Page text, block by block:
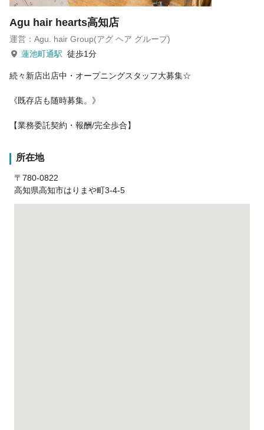
Agu hair hearts高知店
運営：Agu. hair Group(アグ ヘア グループ)
蓮池町通駅 徒歩1分
続々新店出店中・オープニングスタッフ大募集☆
《既存店も随時募集。》
【業務委託契約・報酬/完全歩合】
所在地
〒780-0822
高知県高知市はりまや町3-4-5